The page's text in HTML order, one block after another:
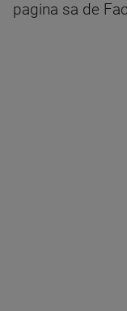
pagina sa de